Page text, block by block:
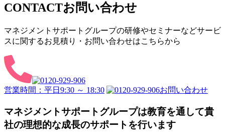
CONTACTお問い合わせ
マネジメントサポートグループの研修やセミナーなどサービ
スに関するお見積り・ お問い合わせはこちらから
営業時間：平日9:30 ～ 18:30 お問い合わせ
マネジメントサポートグループは教育を通して貴
社の理想的な成長のサポートを行います